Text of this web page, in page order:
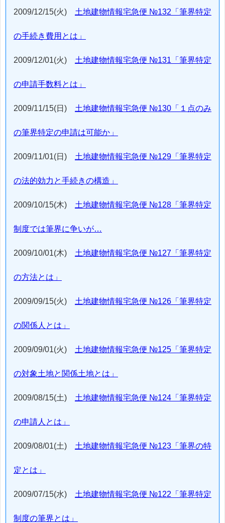
2009/12/15(火) 土地建物情報宅急便 №132「筆界特定
の手続き費用とは」
2009/12/01(火) 土地建物情報宅急便 №131「筆界特定
の申請手数料とは」
2009/11/15(日) 土地建物情報宅急便 №130「１点のみ
の筆界特定の申請は可能か」
2009/11/01(日) 土地建物情報宅急便 №129「筆界特定
の法的効力と手続きの構造」
2009/10/15(木) 土地建物情報宅急便 №128「筆界特定
制度では筆界に争いが…
2009/10/01(木) 土地建物情報宅急便 №127「筆界特定
の方法とは」
2009/09/15(火) 土地建物情報宅急便 №126「筆界特定
の関係人とは」
2009/09/01(火) 土地建物情報宅急便 №125「筆界特定
の対象土地と関係土地とは」
2009/08/15(土) 土地建物情報宅急便 №124「筆界特定
の申請人とは」
2009/08/01(土) 土地建物情報宅急便 №123「筆界の特
定とは」
2009/07/15(水) 土地建物情報宅急便 №122「筆界特定
制度の筆界とは」